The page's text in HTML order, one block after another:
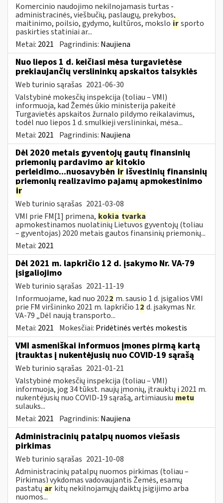
Komercinio naudojimo nekilnojamasis turtas -
administracinės, viešbučių, paslaugų, prekybos,
maitinimo, poilsio, gydymo, kultūros, mokslo irsporto
paskirties statiniai ar...
Metai: 2021 Pagrindinis: Naujiena
Nuo liepos 1 d. keičiasi mėsa turgavietėse
prekiaujančių verslininkų apskaitos taisyklės
Web turinio sąrašas 2021-06-30
Valstybinė mokesčių inspekcija (toliau – VMI)
informuoja, kad Žemės ūkio ministerija pakeitė
Turgavietės apskaitos žurnalo pildymo reikalavimus,
todėl nuo liepos 1 d. smulkieji verslininkai, mėsa...
Metai: 2021 Pagrindinis: Naujiena
Dėl 2020 metais gyventojų gautų finansinių
priemonių pardavimo ar kitokio
perleidimo...nuosavybėn ir išvestinių finansinių
priemonių realizavimo pajamų apmokestinimo
ir
Web turinio sąrašas 2021-03-08
VMI prie FM[1] primena, kokia tvarka
apmokestinamos nuolatinių Lietuvos gyventojų (toliau
– gyventojas) 2020 metais gautos finansinių priemonių...
Metai: 2021
Dėl 2021 m. lapkričio 12 d. įsakymo Nr. VA-79
įsigaliojimo
Web turinio sąrašas 2021-11-19
Informuojame, kad nuo 2022 m. sausio 1 d. įsigalios VMI
prie FM viršininko 2021 m. lapkričio 12 d. įsakymas Nr.
VA-79 „Dėl naują transporto...
Metai: 2021 Mokesčiai: Pridėtinės vertės mokestis
VMI asmeniškai informuos įmones pirmą kartą
įtrauktas į nukentėjusių nuo COVID-19 sąrašą
Web turinio sąrašas 2021-01-21
Valstybinė mokesčių inspekcija (toliau – VMI)
informuoja, jog 34 tūkst. naujų įmonių, įtrauktų į 2021 m.
nukentėjusių nuo COVID-19 sąrašą, artimiausiu metu
sulauks...
Metai: 2021 Pagrindinis: Naujiena
Administracinių patalpų nuomos viešasis
pirkimas
Web turinio sąrašas 2021-10-08
Administracinių patalpų nuomos pirkimas (toliau –
Pirkimas) vykdomas vadovaujantis Žemės, esamų
pastatų ar kitų nekilnojamųjų daiktų įsigijimo arba
nuomos...